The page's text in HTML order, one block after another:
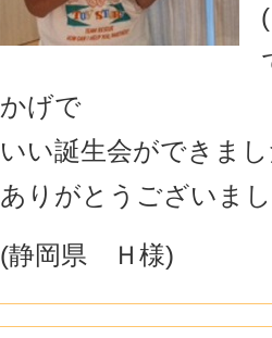
かげで
いい誕生会ができま
ありがとうございま
(静岡県 Ｈ様)